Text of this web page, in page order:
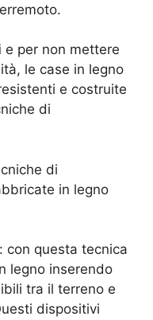
e per non mettere
le case in legno
e costruite
di
di
in legno
: con questa tecnica
legno inserendo
tra il terreno e
dispositivi